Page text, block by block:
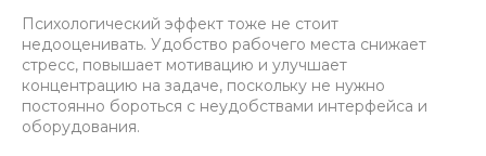
Психологический эффект тоже не стоит
недооценивать. Удобство рабочего места снижает
стресс, повышает мотивацию и улучшает
концентрацию на задаче, поскольку не нужно
постоянно бороться с неудобствами интерфейса и
оборудования.